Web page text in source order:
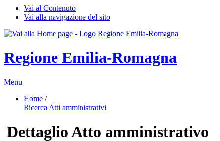
Vai al Contenuto
Vai alla navigazione del sito
Regione Emilia-Romagna
Menu
Home /
Ricerca Atti amministrativi
Dettaglio Atto amministrativo